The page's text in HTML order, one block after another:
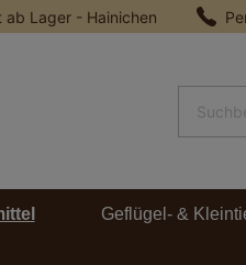
ab Lager - Hainichen
Geflügel- &